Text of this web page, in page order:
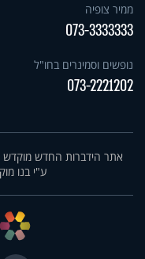
ממיר צופיה
073-3333333
נופשים וסמינרים בחו"ל
073-2221202
אתר הידברות החדש מוקדש
ע"י בנו